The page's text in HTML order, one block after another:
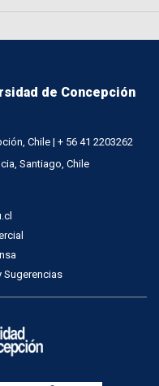
de Concepción
Chile | + 56 41 2203262
Santiago, Chile
Sugerencias